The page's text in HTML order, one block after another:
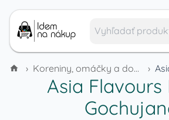
› Koreniny, omáčky a dochucovadlá ›
Asia Flavours